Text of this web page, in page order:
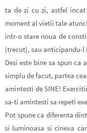
ta de zi cu zi, astfel
moment al vietii tale
intr-o stare noua de
(trecut), sau anticipandu-l
Desi este bine sa spun ca
simplu de facut, partea
amintesti de SINE!
sa-ti amintesti sa repeti
Pot spune ca diferenta
si luminoasa si cineva